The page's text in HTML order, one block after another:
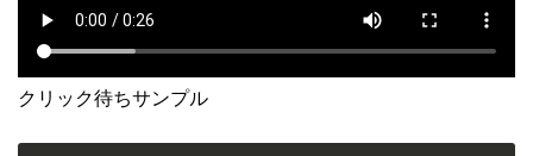
クリック待ちサンプル